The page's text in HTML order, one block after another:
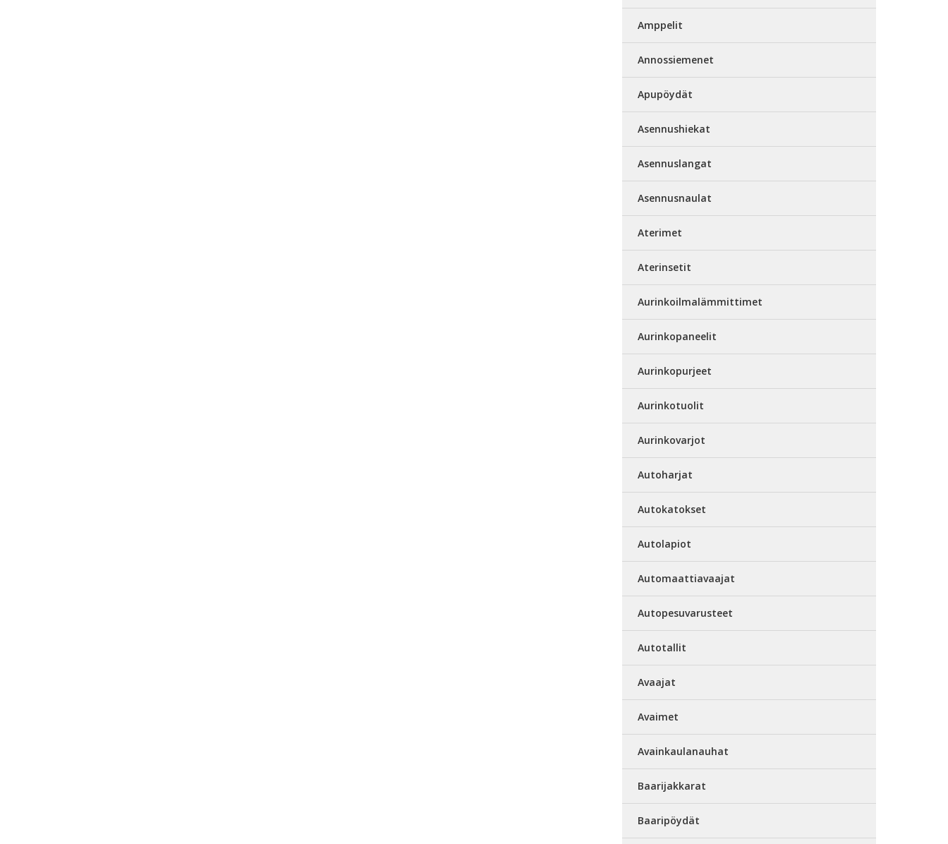
Amppelit
Annossiemenet
Apupöydät
Asennushiekat
Asennuslangat
Asennusnaulat
Aterimet
Aterinsetit
Aurinkoilmalämmittimet
Aurinkopaneelit
Aurinkopurjeet
Aurinkotuolit
Aurinkovarjot
Autoharjat
Autokatokset
Autolapiot
Automaattiavaajat
Autopesuvarusteet
Autotallit
Avaajat
Avaimet
Avainkaulanauhat
Baarijakkarat
Baaripöydät